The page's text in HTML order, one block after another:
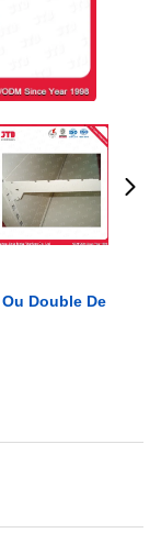
Double De